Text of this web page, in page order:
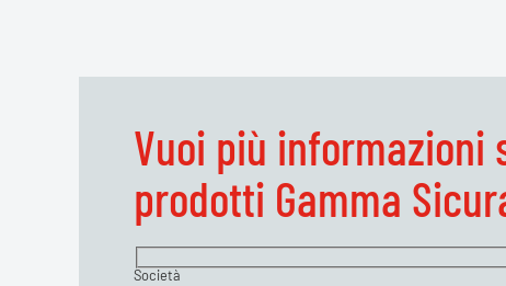
Vuoi più informazioni
prodotti Gamma
Società